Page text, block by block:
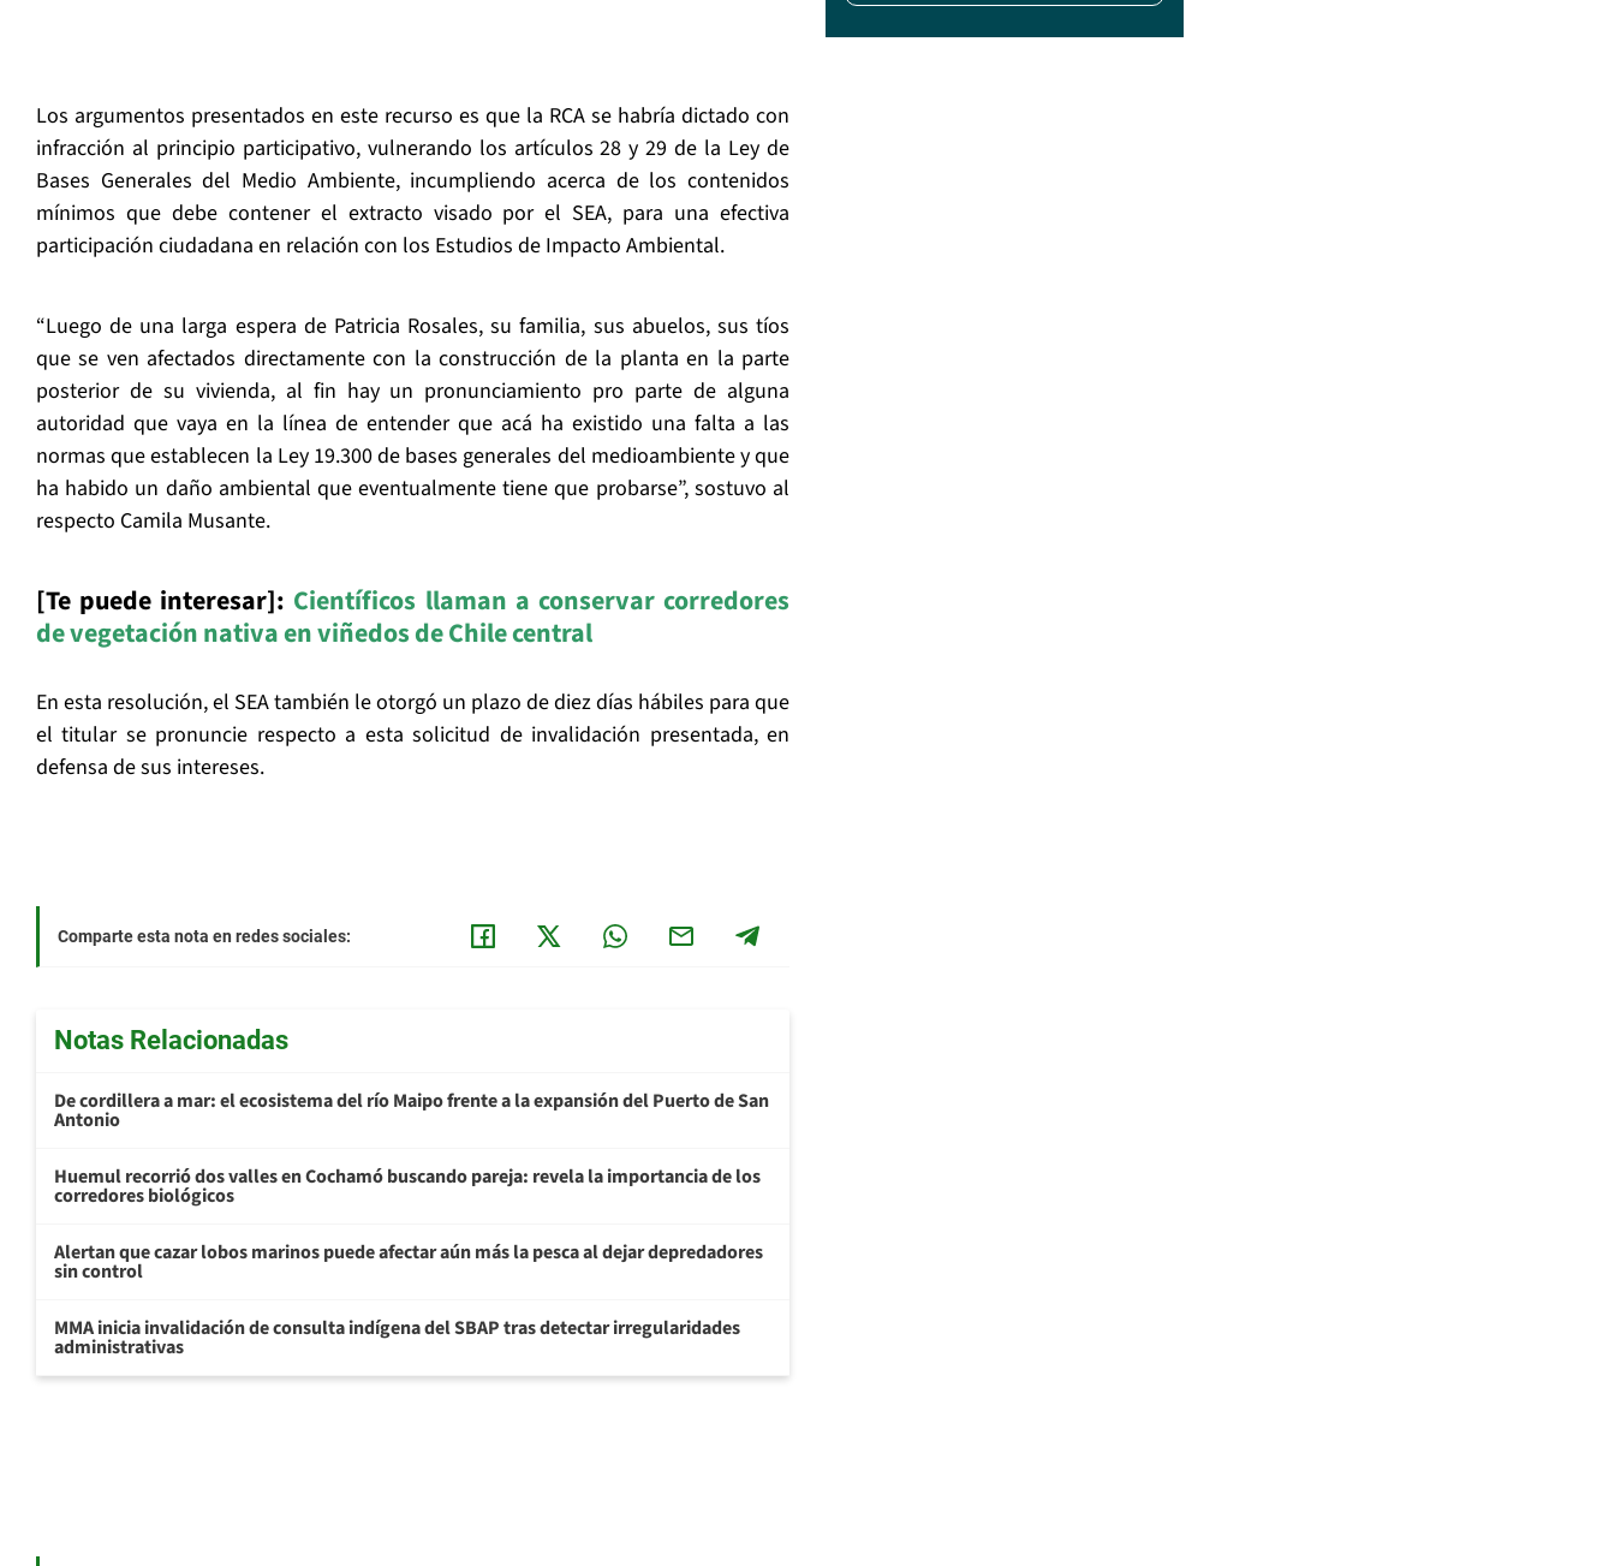
Los argumentos presentados en este recurso es que la RCA se habría dictado con
infracción al principio participativo, vulnerando los artículos 28 y 29 de la Ley de
Bases Generales del Medio Ambiente, incumpliendo acerca de los contenidos
mínimos que debe contener el extracto visado por el SEA, para una efectiva
participación ciudadana en relación con los Estudios de Impacto Ambiental.
“Luego de una larga espera de Patricia Rosales, su familia, sus abuelos, sus tíos
que se ven afectados directamente con la construcción de la planta en la parte
posterior de su vivienda, al fin hay un pronunciamiento pro parte de alguna
autoridad que vaya en la línea de entender que acá ha existido una falta a las
normas que establecen la Ley 19.300 de bases generales del medioambiente y que
ha habido un daño ambiental que eventualmente tiene que probarse”, sostuvo al
respecto Camila Musante.
[Te puede interesar]: Científicos llaman a conservar corredores
de vegetación nativa en viñedos de Chile central
En esta resolución, el SEA también le otorgó un plazo de diez días hábiles para que
el titular se pronuncie respecto a esta solicitud de invalidación presentada, en
defensa de sus intereses.
Comparte esta nota en redes sociales:
Notas Relacionadas
De cordillera a mar: el ecosistema del río Maipo frente a la expansión del Puerto de San
Antonio
Huemul recorrió dos valles en Cochamó buscando pareja: revela la importancia de los
corredores biológicos
Alertan que cazar lobos marinos puede afectar aún más la pesca al dejar depredadores
sin control
MMA inicia invalidación de consulta indígena del SBAP tras detectar irregularidades
administrativas